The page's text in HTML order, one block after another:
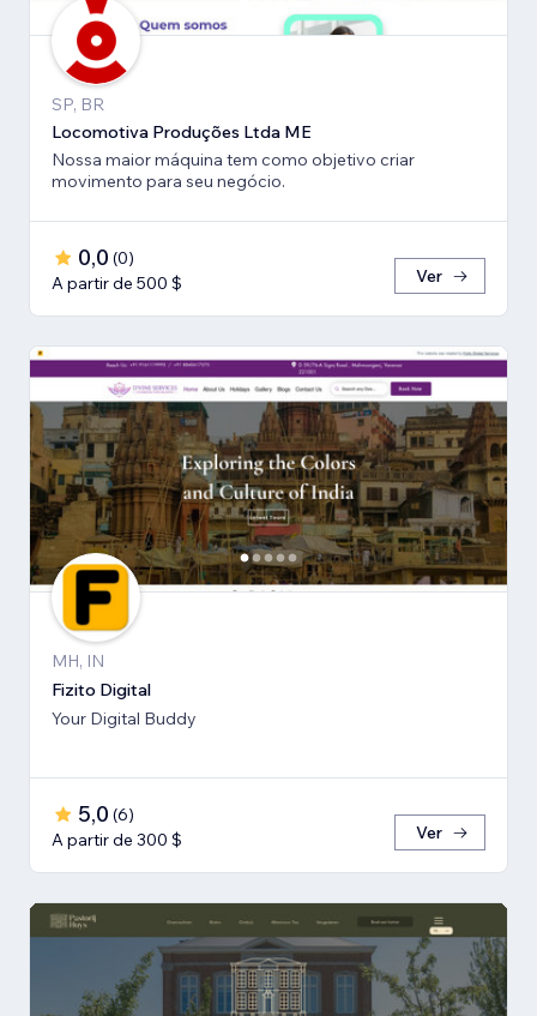
SP, BR
Locomotiva Produções Ltda ME
Nossa maior máquina tem como objetivo criar
movimento para seu negócio.
0,0 (0)
A partir de 500 $
Ver
MH, IN
Fizito Digital
Your Digital Buddy
5,0 (6)
A partir de 300 $
Ver